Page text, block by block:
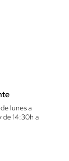
lunes a
de 14:30h a